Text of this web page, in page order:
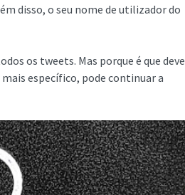
disso, o seu nome de utilizador do
os tweets. Mas porque é que deve
específico, pode continuar a